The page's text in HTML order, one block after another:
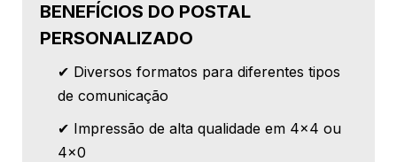
BENEFÍCIOS DO POSTAL
PERSONALIZADO
✔ Diversos formatos para diferentes tipos
de comunicação
✔ Impressão de alta qualidade em 4x4 ou
4x0